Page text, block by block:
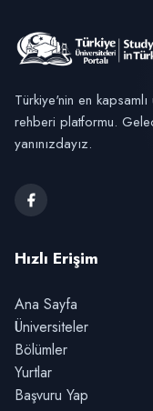
Türkiye'nin en
rehberi platformu.
yanınızdayız.
Hızlı Erişim
Ana Sayfa
Üniversiteler
Bölümler
Yurtlar
Başvuru Yap